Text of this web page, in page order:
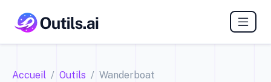
Accueil Outils Wanderboat